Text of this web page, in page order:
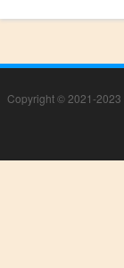
Copyright © 2021-2023